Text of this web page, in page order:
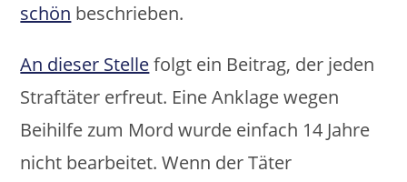
schön beschrieben.
An dieser Stellefolgt ein Beitrag, der jeden
Straftäter erfreut. Eine Anklage wegen
Beihilfe zum Mord wurde einfach 14 Jahre
nicht bearbeitet. Wenn der Täter